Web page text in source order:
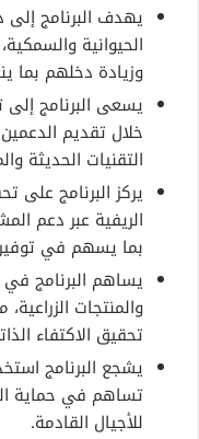
يهدف البرنامج إلى
الحيوانية
وزيادة دخلهم
يسعى البرنامج إلى
خلال تقديم
التقنيات الحديثة
يركز البرنامج على
الريفية عبر دعم
بما يسهم في
يساهم البرنامج في
والمنتجات
تحقيق الاكتفاء
يشجع البرنامج
تساهم في حماية
للأجيال القادمة.